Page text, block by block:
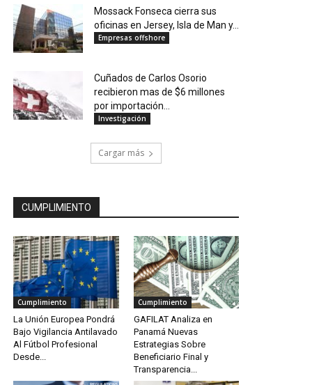
Mossack Fonseca cierra sus
oficinas en Jersey, Isla de Man y...
Empresas offshore
Cuñados de Carlos Osorio
recibieron mas de $6 millones
por importación...
Investigación
Cargar más
CUMPLIMIENTO
Cumplimiento
La Unión Europea Pondrá
Bajo Vigilancia Antilavado
Al Fútbol Profesional
Desde...
Cumplimiento
GAFILAT Analiza en
Panamá Nuevas
Estrategias Sobre
Beneficiario Final y
Transparencia...